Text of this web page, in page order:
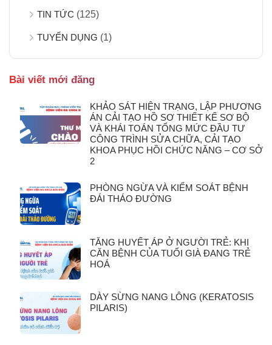
TIN TỨC (125)
TUYỂN DỤNG (1)
Bài viết mới đăng
KHẢO SÁT HIỆN TRẠNG, LẬP PHƯƠNG
ÁN CẢI TẠO HỒ SƠ THIẾT KẾ SƠ BỘ
VÀ KHÁI TOÁN TỔNG MỨC ĐẦU TƯ
CÔNG TRÌNH SỬA CHỮA, CẢI TẠO
KHOA PHỤC HỒI CHỨC NĂNG – CƠ SỞ
2
PHÒNG NGỪA VÀ KIỂM SOÁT BỆNH
ĐÁI THÁO ĐƯỜNG
TĂNG HUYẾT ÁP Ở NGƯỜI TRẺ: KHI
CĂN BỆNH CỦA TUỔI GIÀ ĐANG TRẺ
HOÁ
DÀY SỪNG NANG LÔNG (KERATOSIS
PILARIS)